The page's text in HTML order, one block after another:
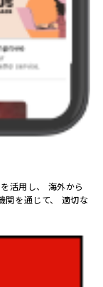
活用し、 海外から
関を通じて、 適切な